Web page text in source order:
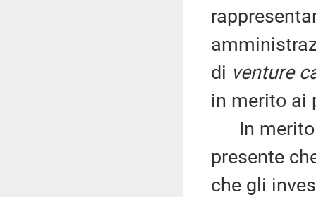
di venture
in merito ai
In merito
presente
che gli